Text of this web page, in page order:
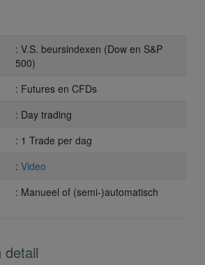
: V.S. beursindexen (Dow en S&P
500)
: Futures en CFDs
: Day trading
: 1 Trade per dag
: Video
: Manueel of (semi-)automatisch
detail